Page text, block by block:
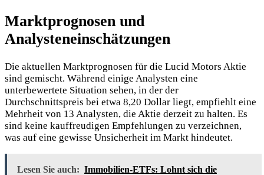
Marktprognosen und
Analysteneinschätzungen
Die aktuellen Marktprognosen für die Lucid Motors Aktie
sind gemischt. Während einige Analysten eine
unterbewertete Situation sehen, in der der
Durchschnittspreis bei etwa 8,20 Dollar liegt, empfiehlt eine
Mehrheit von 13 Analysten, die Aktie derzeit zu halten. Es
sind keine kauffreudigen Empfehlungen zu verzeichnen,
was auf eine gewisse Unsicherheit im Markt hindeutet.
Lesen Sie auch: Immobilien-ETFs: Lohnt sich die